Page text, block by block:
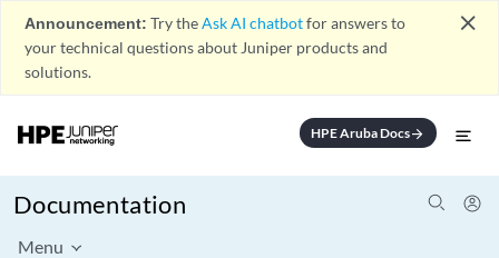
Announcement: Try theAsk AI chatbotfor answers to
your technical questions about Juniper products and
solutions.
close
HPE Aruba Docsarrow_forward
Documentation
Menu